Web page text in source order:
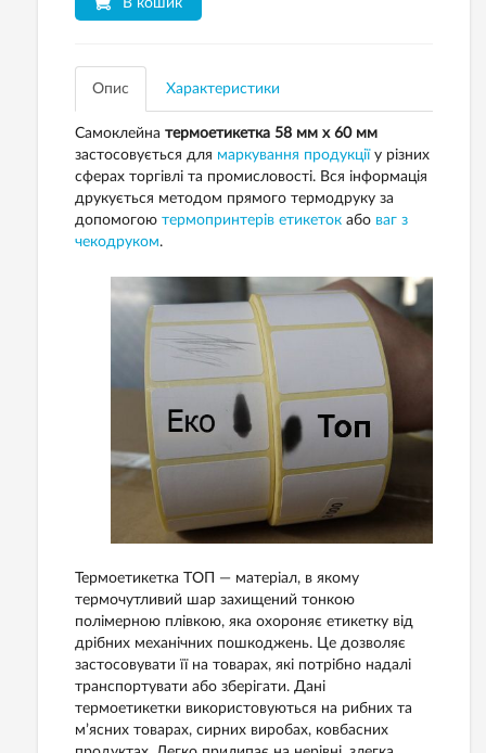
В кошик
Опис Характеристики
Самоклейна термоетикетка 58 мм х 60 мм
застосовується для маркування продукціїу різних
сферах торгівлі та промисловості. Вся інформація
друкується методом прямого термодруку за
допомогою термопринтерів етикеток або ваг з
чекодруком.
Термоетикетка ТОП — матеріал, в якому
термочутливий шар захищений тонкою
полімерною плівкою, яка охороняє етикетку від
дрібних механічних пошкоджень. Це дозволяє
застосовувати її на товарах, які потрібно надалі
транспортувати або зберігати. Дані
термоетикетки використовуються на рибних та
м’ясних товарах, сирних виробах, ковбасних